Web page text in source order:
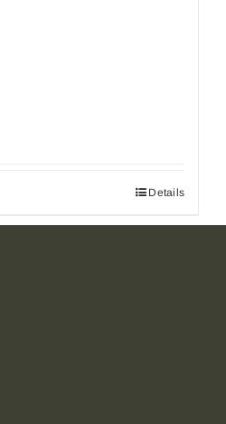
Details